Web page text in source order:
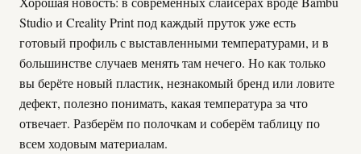
Studio и Creality Print под каждый пруток уже есть
готовый профиль с выставленными температурами, и в
большинстве случаев менять там нечего. Но как только
вы берёте новый пластик, незнакомый бренд или ловите
дефект, полезно понимать, какая температура за что
отвечает. Разберём по полочкам и соберём таблицу по
всем ходовым материалам.